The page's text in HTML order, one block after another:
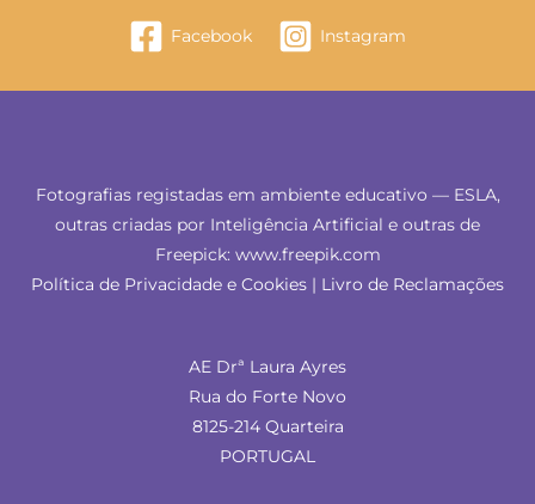
Facebook Instagram
Fotografias registadas em ambiente educativo — ESLA,
outras criadas por Inteligência Artificial e outras de
Freepick: www.freepik.com
Política de Privacidade e Cookies | Livro de Reclamações
AE Drª Laura Ayres
Rua do Forte Novo
8125-214 Quarteira
PORTUGAL